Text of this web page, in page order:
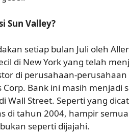
Sun Valley?
setiap bulan Juli oleh
di New York yang telah
di perusahaan-perusahaan
Corp. Bank ini masih menjadi
Wall Street. Seperti yang
di tahun 2004, hampir
seperti dijajahi.